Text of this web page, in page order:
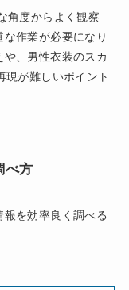
角度からよく観察
作業が必要になり
、男性衣装のスカ
現が難しいポイント
べ方
を効率良く調べる